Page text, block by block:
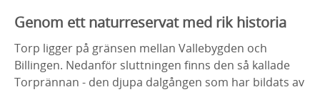
Genom ett naturreservat med rik historia
Torp ligger på gränsen mellan Vallebygden och
Billingen. Nedanför sluttningen finns den så kallade
Torprännan - den djupa dalgången som har bildats av